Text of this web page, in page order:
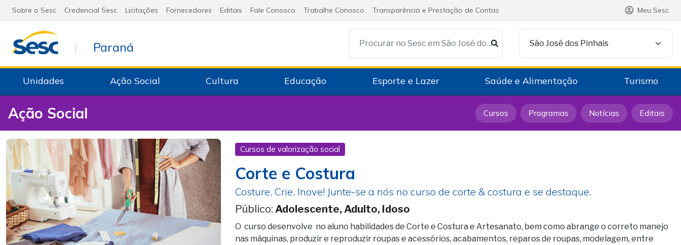
Sobre o Sesc Credencial Sesc Licitações Fornecedores Editais Fale Conosco Trabalhe Conosco Transparência e Prestação de Contas Meu Sesc
Paraná Procurar no Sesc em São José dos Pinhais São José dos Pinhais
Unidades Ação Social Cultura Educação Esporte e Lazer Saúde e Alimentação Turismo
Ação Social Cursos Programas Notícias Editais
Cursos de valorização social
Corte e Costura
Costure, Crie, Inove! Junte-se a nós no curso de corte & costura e se destaque.
Público: Adolescente, Adulto, Idoso
O curso desenvolve no aluno habilidades de Corte e Costura e Artesanato, bem como abrange o correto manejo
nas máquinas, produzir e reproduzir roupas e acessórios, acabamentos, reparos de roupas, modelagem, entre